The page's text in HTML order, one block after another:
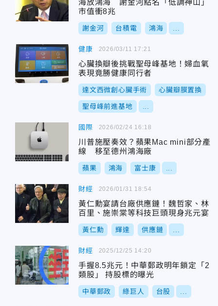
海放鴻海 謝金河點名「低調神山」
市值衝8兆
謝金河 台積電 鴻海
健康
心臟換瓣後挑戰聖母峰基地！婦血氧
表現竟勝健康同行者
達文西微創心臟手術 心臟瓣膜置換
聖母峰前進基地
2026/03/11 17:21
國際
川普施壓奏效？蘋果Mac mini部分產
線 移至德州鴻海廠
蘋果 鴻海 富士康
2026/02/24 16:18
財經
黃仁勳宴請台廠供應鏈！魏哲家、林
百里、施崇棠等科技巨頭現身兆元宴
黃仁勳 輝達 供應鏈
2026/01/31 18:54
財經
手握8.5兆元！中華郵政明年鎖定「2
類股」 持股標的曝光
中華郵政 綠巨人 台股
2025/12/25 14:20